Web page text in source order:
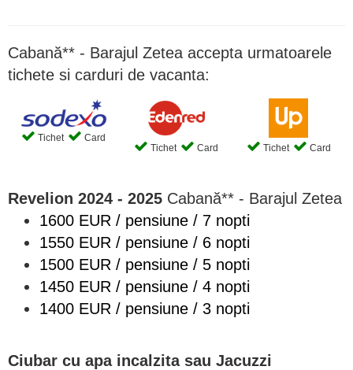
Cabană** - Barajul Zetea accepta urmatoarele
tichete si carduri de vacanta:
Tichet
Card
Tichet
Card Tichet Card
Revelion 2024 - 2025 Cabană** - Barajul Zetea
1600 EUR / pensiune / 7 nopti
1550 EUR / pensiune / 6 nopti
1500 EUR / pensiune / 5 nopti
1450 EUR / pensiune / 4 nopti
1400 EUR / pensiune / 3 nopti
Ciubar cu apa incalzita sau Jacuzzi